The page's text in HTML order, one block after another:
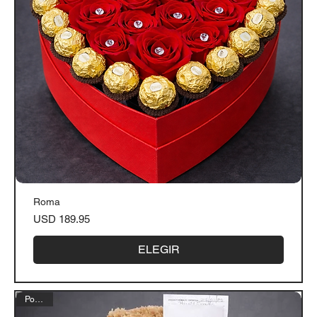
Roma
Precio
USD 189.95
ELEGIR
Popular